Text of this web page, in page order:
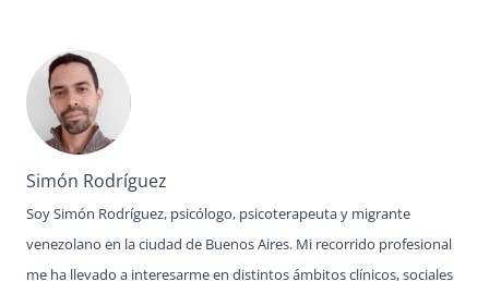
Simón Rodríguez
Soy Simón Rodríguez, psicólogo, psicoterapeuta y migrante
venezolano en la ciudad de Buenos Aires. Mi recorrido profesional
me ha llevado a interesarme en distintos ámbitos clínicos, sociales